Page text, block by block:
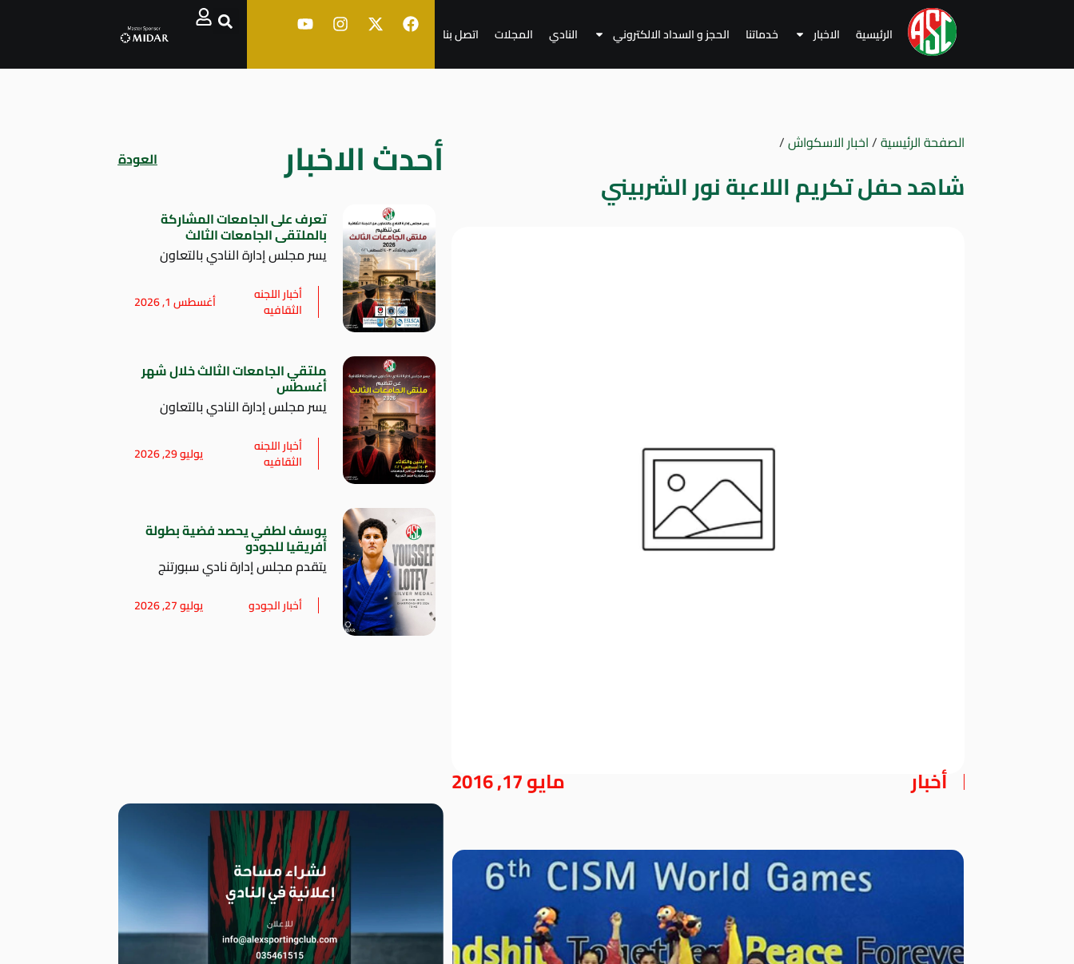
الرئيسية الاخبار خدماتنا الحجز و السداد الالكتروني النادي المجلات اتصل بنا
الصفحة الرئيسية/اخبار الاسكواش/
شاهد حفل تكريم اللاعبة نور الشربيني
أخبار مايو 17, 2016
أحدث الاخبار العودة
تعرف على الجامعات المشاركة
بالملتقى الجامعات الثالث
يسر مجلس إدارة النادي بالتعاون
أخبار اللجنه
الثقافيه أغسطس 1, 2026
ملتقي الجامعات الثالث خلال شهر
أغسطس
يسر مجلس إدارة النادي بالتعاون
أخبار اللجنه
الثقافيه يوليو 29, 2026
يوسف لطفي يحصد فضية بطولة
أفريقيا للجودو
يتقدم مجلس إدارة نادي سبورتنج
أخبار الجودو يوليو 27, 2026